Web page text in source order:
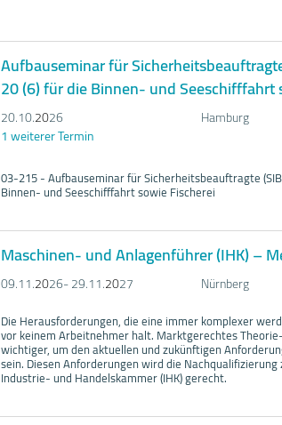
Aufbauseminar für
20 (6) für die Binnen- und Seeschifffahrt
20.10.2026 Hamburg
1 weiterer Termin
03-215 - Aufbauseminar für Sicherheitsbeauftragte
Binnen- und Seeschifffahrt sowie Fischerei
Maschinen- und Anlagenführer (IHK) –
09.11.2026- 29.11.2027 Nürnberg
Die Herausforderungen, die eine immer komplexer
vor keinem Arbeitnehmer halt. Marktgerechtes
wichtiger, um den aktuellen und zukünftigen
sein. Diesen Anforderungen wird die
Industrie- und Handelskammer (IHK) gerecht.